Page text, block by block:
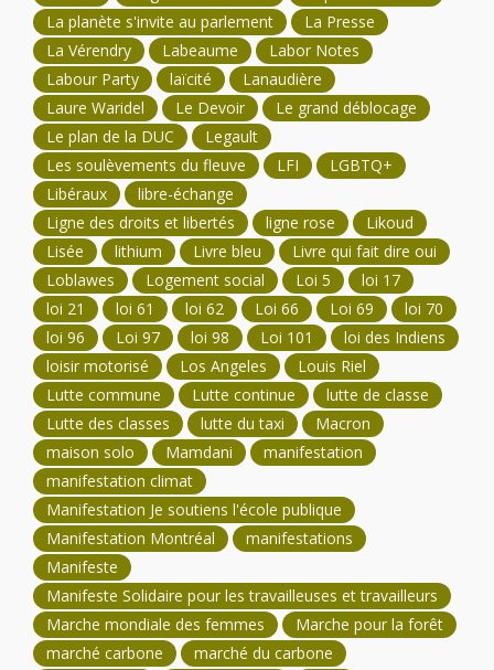
La planète s'invite au parlement
La Presse
La Vérendry
Labeaume
Labor Notes
Labour Party
laïcité
Lanaudière
Laure Waridel
Le Devoir
Le grand déblocage
Le plan de la DUC
Legault
Les soulèvements du fleuve
LFI
LGBTQ+
Libéraux
libre-échange
Ligne des droits et libertés
ligne rose
Likoud
Lisée
lithium Livre bleu
Livre qui fait dire oui
Loblawes
Logement social Loi 5
loi 17
loi 21
loi 61 loi 62 Loi 66 Loi 69
loi 70
loi 96
Loi 97 loi 98 Loi 101
loi des Indiens
loisir motorisé
Los Angeles
Louis Riel
Lutte commune
Lutte continue
lutte de classe
Lutte des classes
lutte du taxi
Macron
maison solo
Mamdani
manifestation
manifestation climat
Manifestation Je soutiens l'école publique
Manifestation Montréal
manifestations
Manifeste
Manifeste Solidaire pour les travailleuses et travailleurs
Marche mondiale des femmes
Marche pour la forêt
marché carbone
marché du carbone